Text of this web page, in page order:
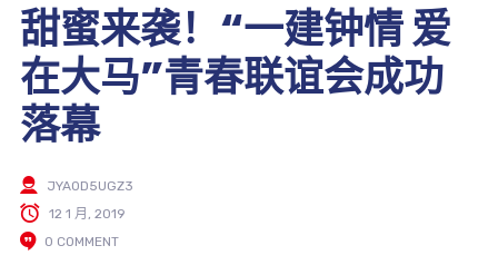
甜蜜来袭！“一建钟情 爱
在大马”青春联谊会成功
落幕
JYA0D5UGZ3
12 1 月, 2019
0 COMMENT